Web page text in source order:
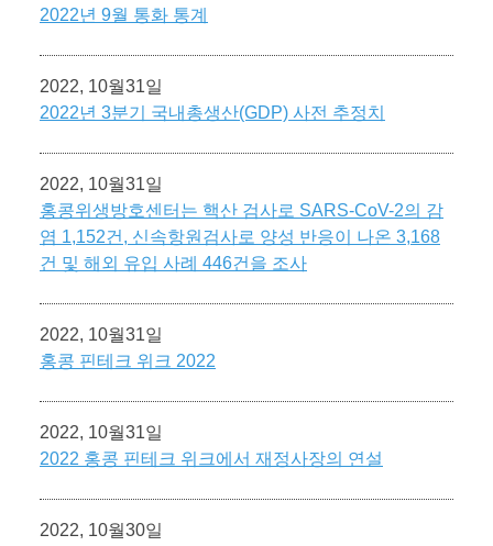
2022년 9월 통화 통계
2022, 10월31일
2022년 3분기 국내총생산(GDP) 사전 추정치
2022, 10월31일
홍콩위생방호센터는 핵산 검사로 SARS-CoV-2의 감
염 1,152건, 신속항원검사로 양성 반응이 나온 3,168
건 및 해외 유입 사례 446건을 조사
2022, 10월31일
홍콩 핀테크 위크 2022
2022, 10월31일
2022 홍콩 핀테크 위크에서 재정사장의 연설
2022, 10월30일